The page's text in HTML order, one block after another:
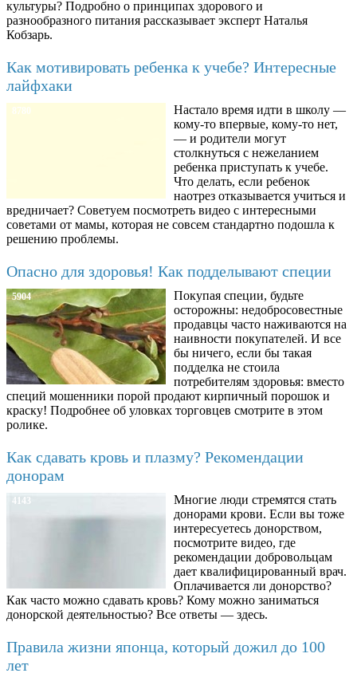
культуры? Подробно о принципах здорового и
разнообразного питания рассказывает эксперт Наталья
Кобзарь.
Как мотивировать ребенка к учебе? Интересные
лайфхаки
8780
Настало время идти в школу —
кому-то впервые, кому-то нет,
— и родители могут
столкнуться с нежеланием
ребенка приступать к учебе.
Что делать, если ребенок
наотрез отказывается учиться и
вредничает? Советуем посмотреть видео с интересными
советами от мамы, которая не совсем стандартно подошла к
решению проблемы.
Опасно для здоровья! Как подделывают специи
5904
Покупая специи, будьте
осторожны: недобросовестные
продавцы часто наживаются на
наивности покупателей. И все
бы ничего, если бы такая
подделка не стоила
потребителям здоровья: вместо
специй мошенники порой продают кирпичный порошок и
краску! Подробнее об уловках торговцев смотрите в этом
ролике.
Как сдавать кровь и плазму? Рекомендации
донорам
4143
Многие люди стремятся стать
донорами крови. Если вы тоже
интересуетесь донорством,
посмотрите видео, где
рекомендации добровольцам
дает квалифицированный врач.
Оплачивается ли донорство?
Как часто можно сдавать кровь? Кому можно заниматься
донорской деятельностью? Все ответы — здесь.
Правила жизни японца, который дожил до 100
лет